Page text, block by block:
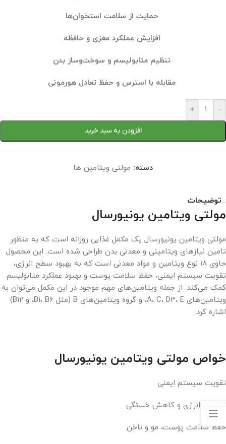
حمایت از سلامت استخوان‌ها
افزایش عملکرد مغزی و حافظه
تنظیم متابولیسم و سوخت‌وساز بدن
مقابله با استرس و حفظ تعادل هورمونی
-
+
افزودن به سبد خرید
دسته: مولتی ویتامین ها
توضیحات
مولتی ویتامین یونیورسال
مولتی ویتامین یونیورسال یک مکمل غذایی روزانه است که به منظور
تامین نیازهای ویتامینی و معدنی بدن طراحی شده است. این محصول
حاوی ۱۸ نوع ویتامین و مواد معدنی است که به بهبود سطح انرژی،
تقویت سیستم ایمنی، حفظ سلامت پوست و بهبود عملکرد متابولیسم
کمک می‌کند. از جمله ویتامین‌های مهم موجود در این مکمل می‌توان به
ویتامین‌های A، C، D3، E، و گروه ویتامین‌های B (مثل B1، B6، و B12)
اشاره کرد.
خواص مولتی ویتامین یونیورسال
تقویت سیستم ایمنی
افزایش انرژی و کاهش خستگی
حفظ سلامت پوست، مو و ناخن